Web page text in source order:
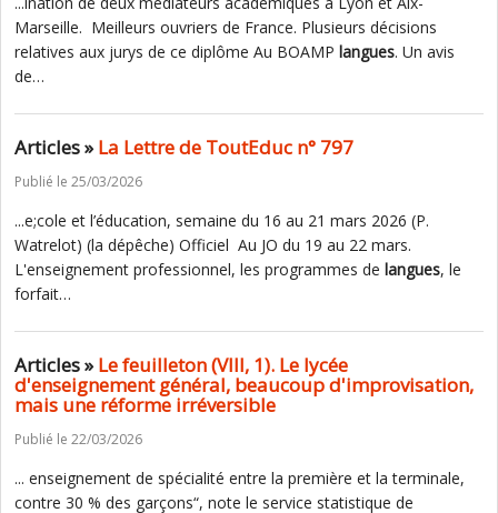
Marseille. Meilleurs ouvriers de France. Plusieurs décisions
relatives aux jurys de ce diplôme Au BOAMP langues. Un avis
de…
Articles »La Lettre de ToutEduc n° 797
Publié le 25/03/2026
...e;cole et l’éducation, semaine du 16 au 21 mars 2026 (P.
Watrelot) (la dépêche) Officiel Au JO du 19 au 22 mars.
L'enseignement professionnel, les programmes de langues, le
forfait…
Articles »Le feuilleton (VIII, 1). Le lycée
d'enseignement général, beaucoup d'improvisation,
mais une réforme irréversible
Publié le 22/03/2026
... enseignement de spécialité entre la première et la terminale,
contre 30 % des garçons“, note le service statistique de